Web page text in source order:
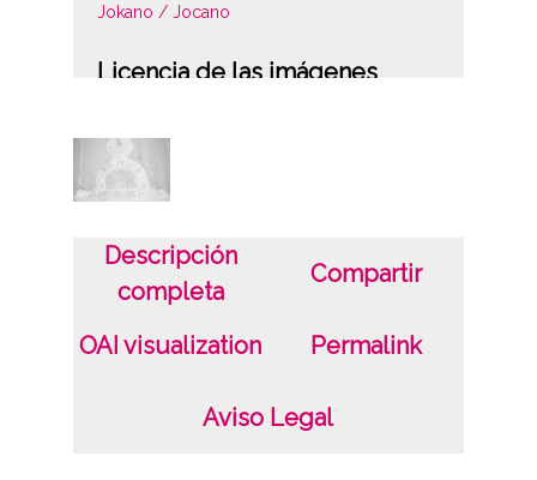
Jokano / Jocano
Licencia de las imágenes
Descripción
completa
Compartir
OAI visualization Permalink
Aviso Legal